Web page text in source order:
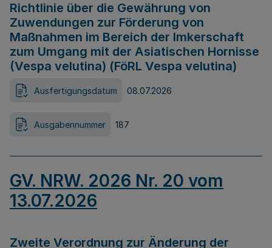
Richtlinie über die Gewährung von
Zuwendungen zur Förderung von
Maßnahmen im Bereich der Imkerschaft
zum Umgang mit der Asiatischen Hornisse
(Vespa velutina) (FöRL Vespa velutina)
Ausfertigungsdatum 08.07.2026
Ausgabennummer 187
GV. NRW. 2026 Nr. 20 vom
13.07.2026
Zweite Verordnung zur Änderung der